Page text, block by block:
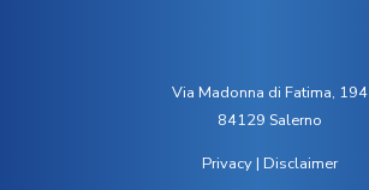
Via Madonna di Fatima, 194
84129 Salerno
Privacy| Disclaimer